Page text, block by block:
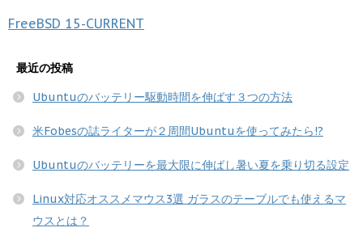
FreeBSD 15-CURRENT
最近の投稿
Ubuntuのバッテリー駆動時間を伸ばす３つの方法
米Fobesの誌ライターが２周間Ubuntuを使ってみたら!?
Ubuntuのバッテリーを最大限に伸ばし暑い夏を乗り切る設定
Linux対応オススメマウス3選 ガラスのテーブルでも使えるマ
ウスとは？